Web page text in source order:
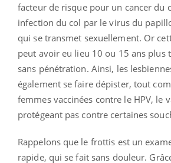
facteur de risque pour un cancer du
infection du col par le virus du
qui se transmet sexuellement. Or
peut avoir eu lieu 10 ou 15 ans plus
sans pénétration. Ainsi, les
également se faire dépister, tout
femmes vaccinées contre le HPV, le
protégeant pas contre certaines
Rappelons que le frottis est un
rapide, qui se fait sans douleur.